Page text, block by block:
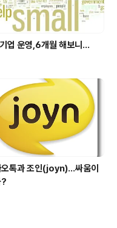
업 운영,6개월 해보니...
오톡과 조인(joyn)...싸움이
?